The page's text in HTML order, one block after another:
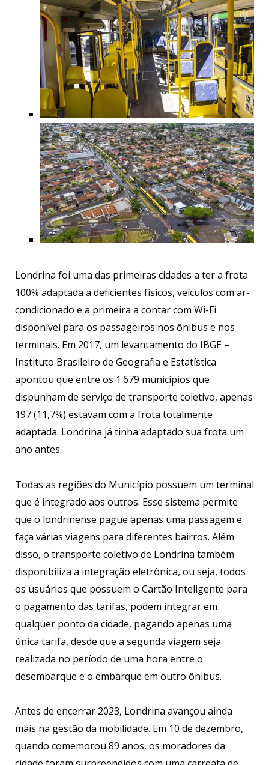
Londrina foi uma das primeiras cidades a ter a frota
100% adaptada a deficientes físicos, veículos com ar-
condicionado e a primeira a contar com Wi-Fi
disponível para os passageiros nos ônibus e nos
terminais. Em 2017, um levantamento do IBGE –
Instituto Brasileiro de Geografia e Estatística
apontou que entre os 1.679 municípios que
dispunham de serviço de transporte coletivo, apenas
197 (11,7%) estavam com a frota totalmente
adaptada. Londrina já tinha adaptado sua frota um
ano antes.
Todas as regiões do Município possuem um terminal
que é integrado aos outros. Esse sistema permite
que o londrinense pague apenas uma passagem e
faça várias viagens para diferentes bairros. Além
disso, o transporte coletivo de Londrina também
disponibiliza a integração eletrônica, ou seja, todos
os usuários que possuem o Cartão Inteligente para
o pagamento das tarifas, podem integrar em
qualquer ponto da cidade, pagando apenas uma
única tarifa, desde que a segunda viagem seja
realizada no período de uma hora entre o
desembarque e o embarque em outro ônibus.
Antes de encerrar 2023, Londrina avançou ainda
mais na gestão da mobilidade. Em 10 de dezembro,
quando comemorou 89 anos, os moradores da